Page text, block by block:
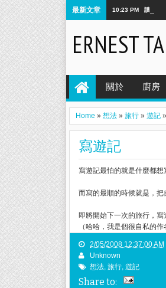
最新文章 10:23 PM 讀書筆
ERNEST
關於 廚房
Home » 想法 » 旅行 » 遊記 »
寫遊記
寫遊記最怕的就是什麼都想
而寫的最順的時候就是，
即將開始下一次的旅行，
（哈哈，我是個很自私的
2/05/2008 12:37:00 AM
Unknown
想法, 旅行, 遊記
Share to: